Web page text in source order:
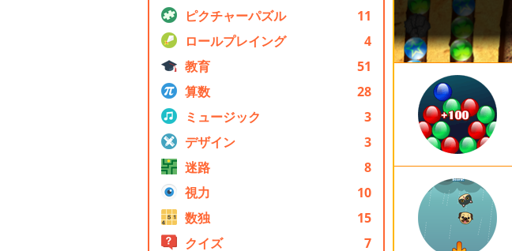
ピクチャーパズル
11
ロールプレイング
4
教育
51
算数
28
ミュージック
3
デザイン
3
迷路
8
視力
10
数独
15
クイズ
7